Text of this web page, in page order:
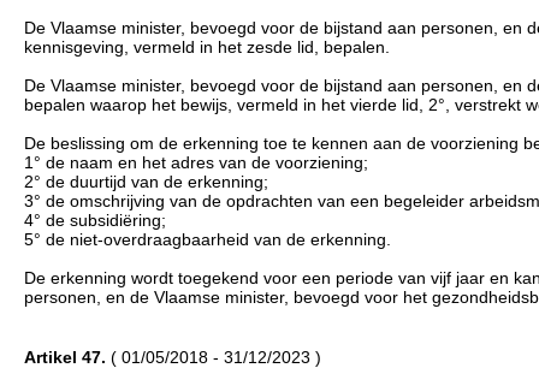
De Vlaamse minister, bevoegd voor de bijstand aan personen, en
kennisgeving, vermeld in het zesde lid, bepalen.
De Vlaamse minister, bevoegd voor de bijstand aan personen, en
bepalen waarop het bewijs, vermeld in het vierde lid, 2°, verstrekt
De beslissing om de erkenning toe te kennen aan de voorziening
1° de naam en het adres van de voorziening;
2° de duurtijd van de erkenning;
3° de omschrijving van de opdrachten van een begeleider
4° de subsidiëring;
5° de niet-overdraagbaarheid van de erkenning.
De erkenning wordt toegekend voor een periode van vijf jaar en
personen, en de Vlaamse minister, bevoegd voor het
Artikel 47. ( 01/05/2018 - 31/12/2023 )